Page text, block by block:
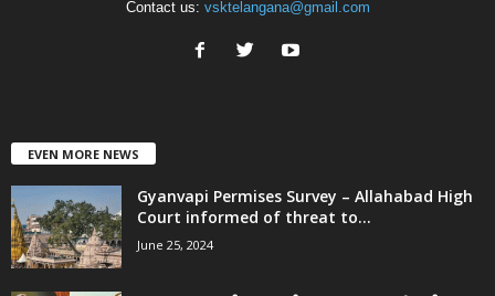
Contact us: vsktelangana@gmail.com
EVEN MORE NEWS
Gyanvapi Permises Survey – Allahabad High
Court informed of threat to...
June 25, 2024